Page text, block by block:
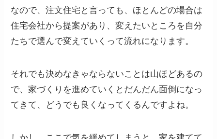
なので、注文住宅と言っても、ほとんどの場合は
住宅会社から提案があり、変えたいところを自分
たちで選んで変えていくって流れになります。
それでも決めなきゃならないことは山ほどあるの
で、家づくりを進めていくとだんだん面倒になっ
てきて、どうでも良くなってくるんですよね。